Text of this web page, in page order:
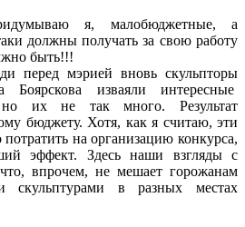
я, малобюджетные, а
должны получать за свою работу
быть!!!
перед мэрией вновь скульпторы
Боярскова изваяли интересные
но их не так много. Результат
бюджету. Хотя, как я считаю, эти
на организацию конкурса,
эффект. Здесь наши взгляды с
впрочем, не мешает горожанам
скульптурами в разных местах